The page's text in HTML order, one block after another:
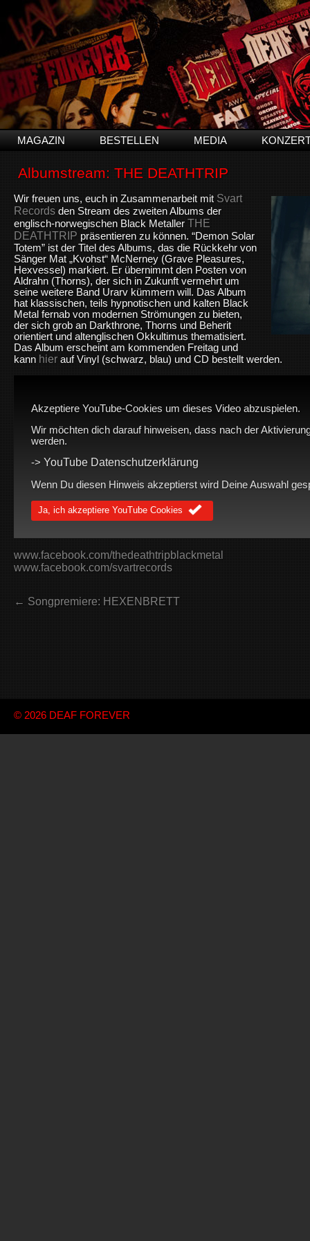
MAGAZIN BESTELLEN MEDIA
Albumstream: THE DEATHTRIP
Wir freuen uns, euch in Zusammenarbeit mit Svart
Records den Stream des zweiten Albums der
englisch-norwegischen Black Metaller THE
DEATHTRIP präsentieren zu können. “Demon Solar
Totem” ist der Titel des Albums, das die Rückkehr von
Sänger Mat „Kvohst“ McNerney (Grave Pleasures,
Hexvessel) markiert. Er übernimmt den Posten von
Aldrahn (Thorns), der sich in Zukunft vermehrt um
seine weitere Band Urarv kümmern will. Das Album
hat klassischen, teils hypnotischen und kalten Black
Metal fernab von modernen Strömungen zu bieten,
der sich grob an Darkthrone, Thorns und Beherit
orientiert und altenglischen Okkultimus thematisiert.
Das Album erscheint am kommenden Freitag und
kann hier auf Vinyl (schwarz, blau) und CD bestellt werden.
Akzeptiere YouTube-Cookies um dieses Video abzuspielen.
Wir möchten dich darauf hinweisen, dass nach der
werden.
-> YouTube Datenschutzerklärung
Wenn Du diesen Hinweis akzeptierst wird Deine Auswahl
Ja, ich akzeptiere YouTube Cookies
www.facebook.com/thedeathtripblackmetal
www.facebook.com/svartrecords
← Songpremiere: HEXENBRETT
© 2026 DEAF FOREVER